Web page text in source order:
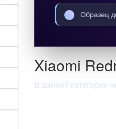
Образец
Xiaomi
В данной категории